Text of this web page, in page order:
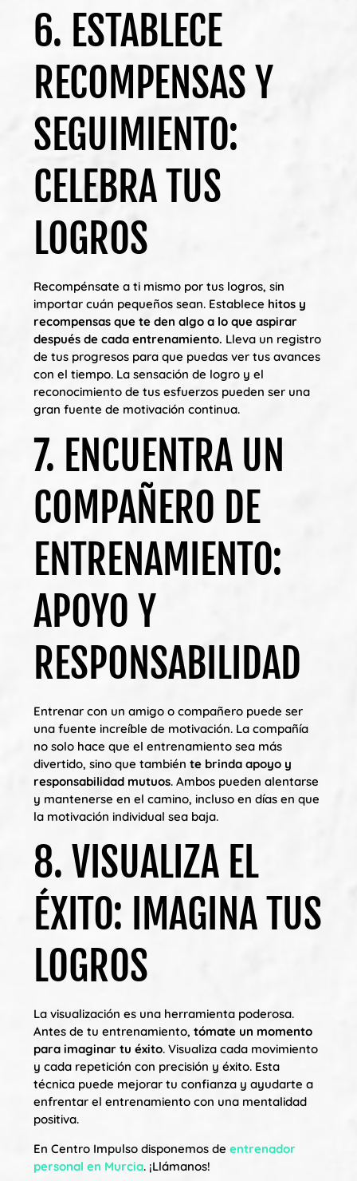
6. ESTABLECE
RECOMPENSAS Y
SEGUIMIENTO:
CELEBRA TUS
LOGROS
Recompénsate a ti mismo por tus logros, sin
importar cuán pequeños sean. Establece hitos y
recompensas que te den algo a lo que aspirar
después de cada entrenamiento. Lleva un registro
de tus progresos para que puedas ver tus avances
con el tiempo. La sensación de logro y el
reconocimiento de tus esfuerzos pueden ser una
gran fuente de motivación continua.
7. ENCUENTRA UN
COMPAÑERO DE
ENTRENAMIENTO:
APOYO Y
RESPONSABILIDAD
Entrenar con un amigo o compañero puede ser
una fuente increíble de motivación. La compañía
no solo hace que el entrenamiento sea más
divertido, sino que también te brinda apoyo y
responsabilidad mutuos. Ambos pueden alentarse
y mantenerse en el camino, incluso en días en que
la motivación individual sea baja.
8. VISUALIZA EL
ÉXITO: IMAGINA TUS
LOGROS
La visualización es una herramienta poderosa.
Antes de tu entrenamiento, tómate un momento
para imaginar tu éxito. Visualiza cada movimiento
y cada repetición con precisión y éxito. Esta
técnica puede mejorar tu confianza y ayudarte a
enfrentar el entrenamiento con una mentalidad
positiva.
En Centro Impulso disponemos de entrenador
personal en Murcia. ¡Llámanos!